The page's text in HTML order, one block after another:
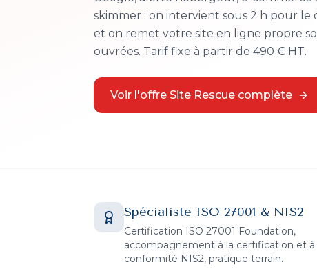
skimmer : on intervient sous 2 h pour le
et on remet votre site en ligne propre
ouvrées. Tarif fixe à partir de 490 € HT.
Voir l'offre Site Rescue complète
Spécialiste ISO 27001 & NIS2
Certification ISO 27001 Foundation,
accompagnement à la certification et à
conformité NIS2, pratique terrain.